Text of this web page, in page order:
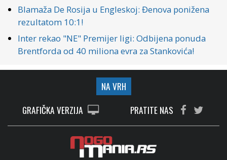
Blamaža De Rosija u Engleskoj: Đenova ponižena
rezultatom 10:1!
Inter rekao "NE" Premijer ligi: Odbijena ponuda
Brentforda od 40 miliona evra za Stankovića!
NA VRH
GRAFIČKA VERZIJA
PRATITE NAS